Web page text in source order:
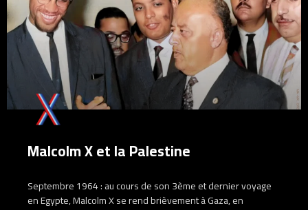
Malcolm X et la Palestine
Septembre 1964 : au cours de son 3ème et dernier voyage
en Egypte, Malcolm X se rend brièvement à Gaza, en